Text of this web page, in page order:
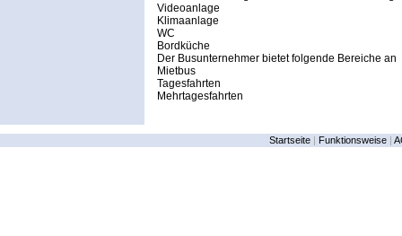
Videoanlage
Klimaanlage
WC
Bordküche
Der Busunternehmer bietet folgende Bereiche an
Mietbus
Tagesfahrten
Mehrtagesfahrten
Startseite | Funktionsweise |